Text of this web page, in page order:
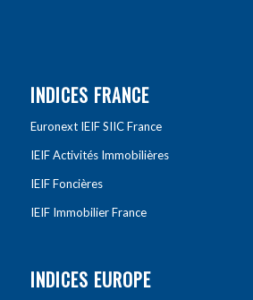
INDICES FRANCE
Euronext IEIF SIIC France
IEIF Activités Immobilières
IEIF Foncières
IEIF Immobilier France
INDICES EUROPE